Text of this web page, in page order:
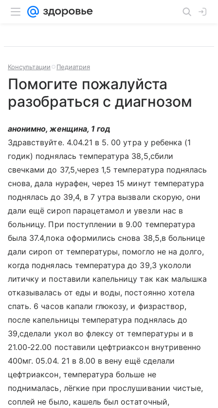
Консультации Педиатрия
Помогите пожалуйста
разобраться с диагнозом
анонимно, женщина, 1 год
Здравствуйте. 4.04.21 в 5. 00 утра у ребенка (1
годик) поднялась температура 38,5,сбили
свечками до 37,5,через 1,5 температура поднялась
снова, дала нурафен, через 15 минут температура
поднялась до 39,4, в 7 утра вызвали скорую, они
дали ещё сироп парацетамол и увезли нас в
больницу. При поступлении в 9.00 температура
была 37.4,пока оформились снова 38,5,в больнице
дали сироп от температуры, помогло не на долго,
когда поднялась температура до 39,3 укололи
литичку и поставили капельницу так как малышка
отказывалась от еды и воды, постоянно хотела
спать. 6 часов капали глюкозу, и физраствор,
после капельницы температура поднялась до
39,сделали укол во флексу от температуры и в
21.00-22.00 поставили цефтриаксон внутривенно
400мг. 05.04. 21 в 8.00 в вену ещё сделали
цефтриаксон, температура больше не
поднималась, лёгкие при прослушивании чистые,
соплей не было, кашель был остаточный,